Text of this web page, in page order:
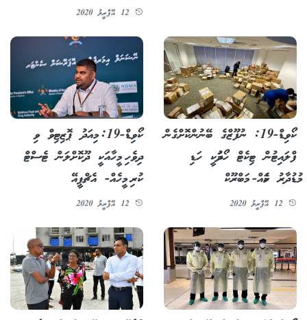
ކޯވިޑް-19: ނުފޫޒްގެ ބޭނުންކޮށްގެން
ފްލައިޓުން ޓިކެޓް ހޯދުމަކީ ހަޑި
މުޑުދާރު ކަމެއް- މަބްރޫކް
ކޯވިޑް-19: މިއަދު ޕޮޒިޓިވް ވި
ދިވެހި މީހާއަކީ ދޫކޮށްލަން ޓެސްޓް
ކުރި މީހެއް- އެޗްޕީއޭ